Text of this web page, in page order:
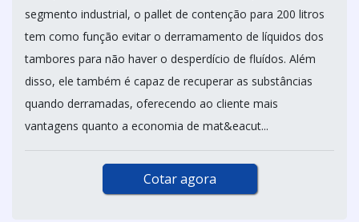
segmento industrial, o pallet de contenção para 200 litros
tem como função evitar o derramamento de líquidos dos
tambores para não haver o desperdício de fluídos. Além
disso, ele também é capaz de recuperar as substâncias
quando derramadas, oferecendo ao cliente mais
vantagens quanto a economia de mat&eacut...
Cotar agora